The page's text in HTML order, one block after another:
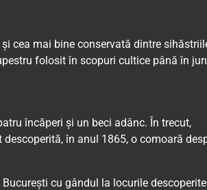
cea mai bine conservată dintre
folosit în scopuri cultice până în
încăperi și un beci adânc. În trecut,
în anul 1865, o comoară
cu gândul la locurile